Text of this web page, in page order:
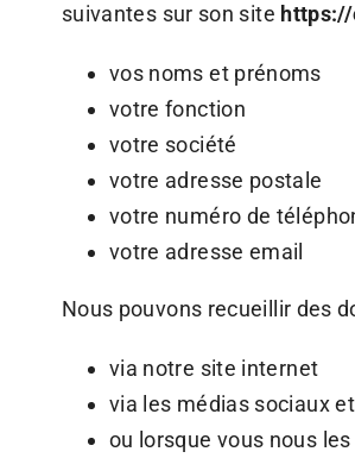
suivantes sur son site
vos noms et prénoms
votre fonction
votre société
votre adresse postale
votre numéro de
votre adresse email
Nous pouvons recueillir des
via notre site internet
via les médias sociaux
ou lorsque vous nous